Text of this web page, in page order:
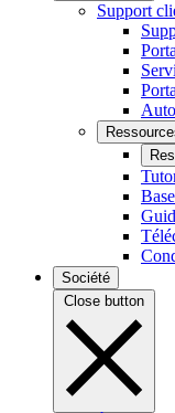
Support
Société
Close button